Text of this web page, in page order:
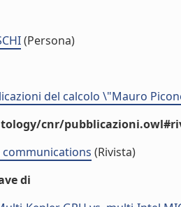
(Persona)
del calcolo \"Mauro
cnr/
(Rivista)
di